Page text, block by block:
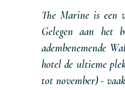
The Marine is een
Gelegen aan het
adembenemende
hotel de ultieme
tot november) -